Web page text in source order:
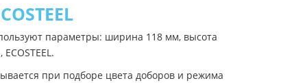
параметры: ширина 118 мм, высота
при подборе цвета доборов и режима